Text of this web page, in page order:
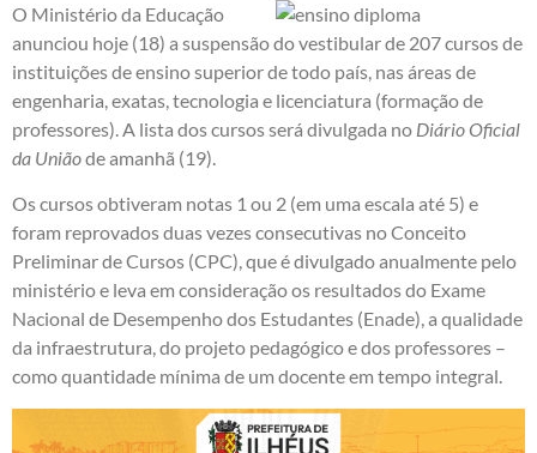
O Ministério da Educação
anunciou hoje (18) a suspensão do vestibular de 207 cursos de
instituições de ensino superior de todo país, nas áreas de
engenharia, exatas, tecnologia e licenciatura (formação de
professores). A lista dos cursos será divulgada no Diário Oficial
da Uniãode amanhã (19).
Os cursos obtiveram notas 1 ou 2 (em uma escala até 5) e
foram reprovados duas vezes consecutivas no Conceito
Preliminar de Cursos (CPC), que é divulgado anualmente pelo
ministério e leva em consideração os resultados do Exame
Nacional de Desempenho dos Estudantes (Enade), a qualidade
da infraestrutura, do projeto pedagógico e dos professores –
como quantidade mínima de um docente em tempo integral.